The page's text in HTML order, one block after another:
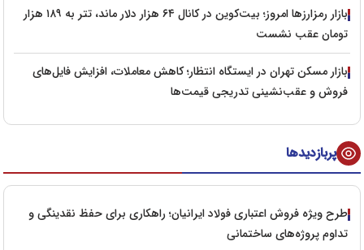
بازار رمزارزها امروز؛ بیت‌کوین در کانال ۶۴ هزار دلار ماند، تتر به ۱۸۹ هزار
تومان عقب نشست
بازار مسکن تهران در ایستگاه انتظار؛ کاهش معاملات، افزایش فایل‌های
فروش و عقب‌نشینی تدریجی قیمت‌ها
پربازدیدها
طرح ویژه فروش اعتباری فولاد ایرانیان؛ راهکاری برای حفظ نقدینگی و
تداوم پروژه‌های ساختمانی